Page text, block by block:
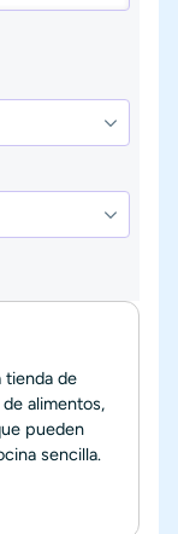
tienda de
alimentos,
pueden
sencilla.